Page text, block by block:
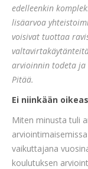
edelleenkin
lisäarvoa
voisivat tuottaa
arvioinnin todeta
Pitää.
Ei niinkään
Miten minusta tuli
vaikuttajana
koulutuksen